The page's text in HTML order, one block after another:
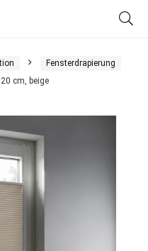
Fensterdrapierung
cm, beige